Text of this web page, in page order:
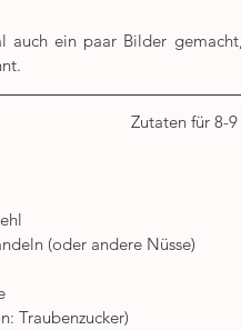
auch ein paar Bilder
Zutaten für 8-
(oder andere Nüsse)
Traubenzucker)